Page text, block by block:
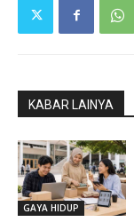
KABAR LAINYA
GAYA HIDUP